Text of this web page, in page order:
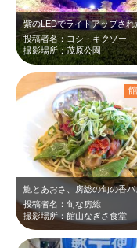
投稿者名：ヨシ・キクゾー
撮影場所：茂原公園
投稿者名：旬な房総
撮影場所：館山なぎさ食堂